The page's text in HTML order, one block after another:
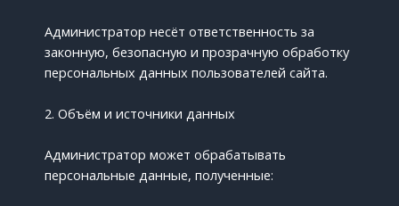
Администратор несёт ответственность за
законную, безопасную и прозрачную обработку
персональных данных пользователей сайта.
2. Объём и источники данных
Администратор может обрабатывать
персональные данные, полученные: